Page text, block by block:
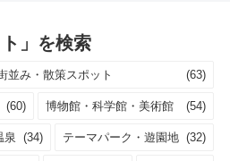
」を検索
並み・散策スポット (63)
(60) 博物館・科学館・美術館 (54)
泉 (34) テーマパーク・遊園地 (32)